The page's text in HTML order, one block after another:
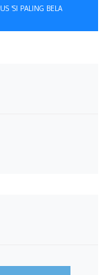
‘SI PALING BELA